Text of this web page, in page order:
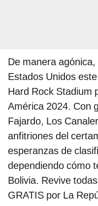
De manera
Estados Unidos
Hard Rock Stadium
América 2024. Con
Fajardo, Los
anfitriones del
esperanzas de
dependiendo cómo
Bolivia. Revive
GRATIS por La